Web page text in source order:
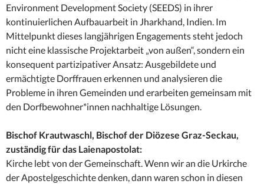
Environment Development Society (SEEDS) in ihrer
kontinuierlichen Aufbauarbeit in Jharkhand, Indien. Im
Mittelpunkt dieses langjährigen Engagements steht jedoch
nicht eine klassische Projektarbeit „von außen“, sondern ein
konsequent partizipativer Ansatz: Ausgebildete und
ermächtigte Dorffrauen erkennen und analysieren die
Probleme in ihren Gemeinden und erarbeiten gemeinsam mit
den Dorfbewohner*innen nachhaltige Lösungen.
Bischof Krautwaschl, Bischof der Diözese Graz-Seckau,
zuständig für das Laienapostolat:
Kirche lebt von der Gemeinschaft. Wenn wir an die Urkirche
der Apostelgeschichte denken, dann waren schon in diesen